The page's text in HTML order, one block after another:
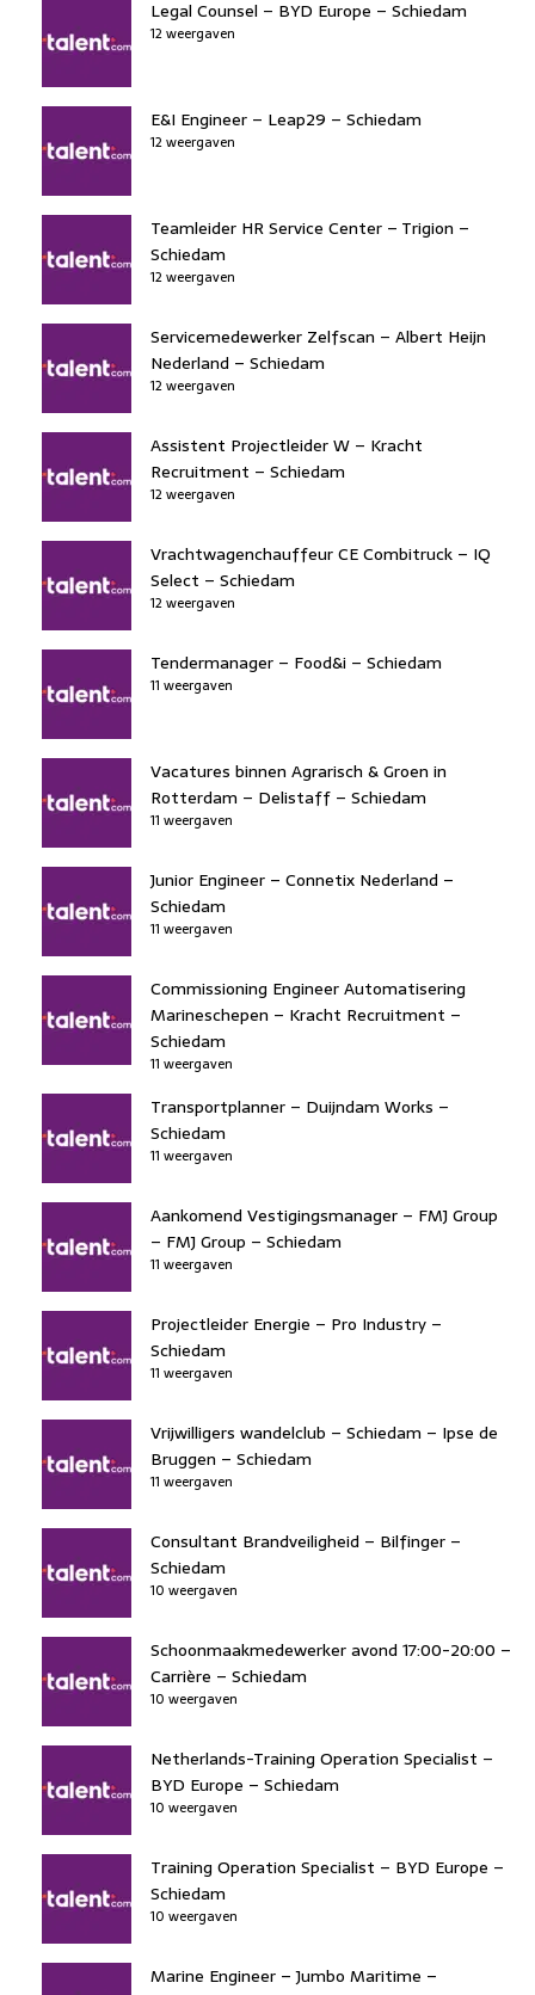
Legal Counsel – BYD Europe – Schiedam
12 weergaven
E&I Engineer – Leap29 – Schiedam
12 weergaven
Teamleider HR Service Center – Trigion –
Schiedam
12 weergaven
Servicemedewerker Zelfscan – Albert Heijn
Nederland – Schiedam
12 weergaven
Assistent Projectleider W – Kracht
Recruitment – Schiedam
12 weergaven
Vrachtwagenchauffeur CE Combitruck – IQ
Select – Schiedam
12 weergaven
Tendermanager – Food&i – Schiedam
11 weergaven
Vacatures binnen Agrarisch & Groen in
Rotterdam – Delistaff – Schiedam
11 weergaven
Junior Engineer – Connetix Nederland –
Schiedam
11 weergaven
Commissioning Engineer Automatisering
Marineschepen – Kracht Recruitment –
Schiedam
11 weergaven
Transportplanner – Duijndam Works –
Schiedam
11 weergaven
Aankomend Vestigingsmanager – FMJ Group
– FMJ Group – Schiedam
11 weergaven
Projectleider Energie – Pro Industry –
Schiedam
11 weergaven
Vrijwilligers wandelclub – Schiedam – Ipse de
Bruggen – Schiedam
11 weergaven
Consultant Brandveiligheid – Bilfinger –
Schiedam
10 weergaven
Schoonmaakmedewerker avond 17:00-20:00 –
Carrière – Schiedam
10 weergaven
Netherlands-Training Operation Specialist –
BYD Europe – Schiedam
10 weergaven
Training Operation Specialist – BYD Europe –
Schiedam
10 weergaven
Marine Engineer – Jumbo Maritime –